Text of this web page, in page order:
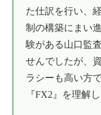
た仕訳を行い、
制の構築にまい
験がある山口監
せんでしたが、
ラシーも高い方
『FX2』を理解